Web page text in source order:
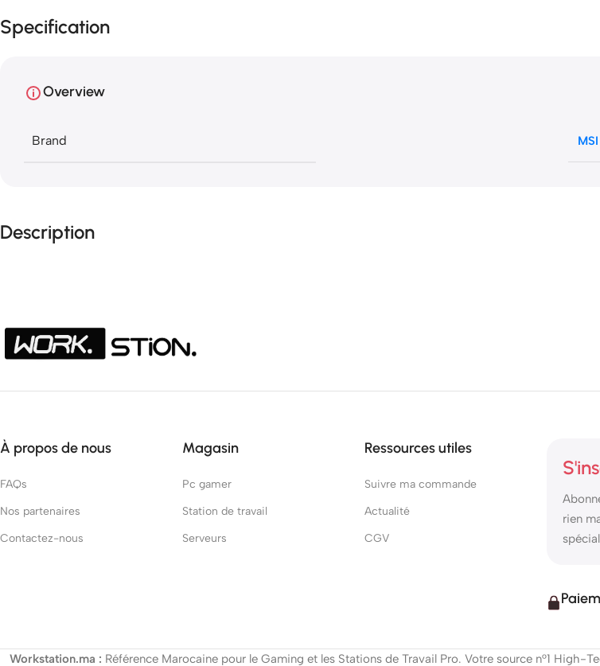
Specification
Overview
Brand MSI
Description
À propos de nous
FAQs
Nos partenaires
Contactez-nous
Magasin
Pc gamer
Station de travail
Serveurs
Ressources utiles
Suivre ma commande
Actualité
CGV
rien
Workstation.ma : Référence Marocaine pour le Gaming et les Stations de Travail Pro. Votre source n°1 High-